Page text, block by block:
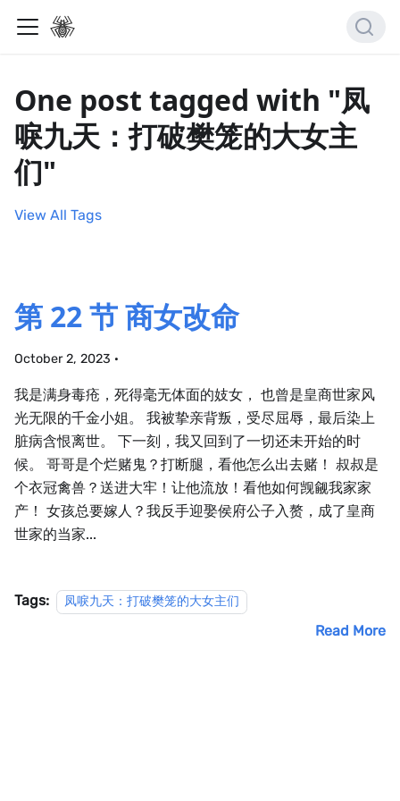
One post tagged with "凤
唳九天：打破樊笼的大女主
们"
View All Tags
第 22 节 商女改命
October 2, 2023 ·
我是满身毒疮，死得毫无体面的妓女， 也曾是皇商世家风
光无限的千金小姐。 我被挚亲背叛，受尽屈辱，最后染上
脏病含恨离世。 下一刻，我又回到了一切还未开始的时
候。 哥哥是个烂赌鬼？打断腿，看他怎么出去赌！ 叔叔是
个衣冠禽兽？送进大牢！让他流放！看他如何觊觎我家家
产！ 女孩总要嫁人？我反手迎娶侯府公子入赘，成了皇商
世家的当家...
Tags: 凤唳九天：打破樊笼的大女主们
Read More